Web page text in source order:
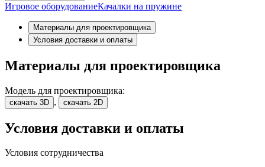
Игровое оборудованиеКачалки на пружине
Материалы для проектировщика
Условия доставки и оплаты
Материалы для проектировщика
Модель для проектировщика:
скачать 3D , скачать 2D
Условия доставки и оплаты
Условия сотрудничества